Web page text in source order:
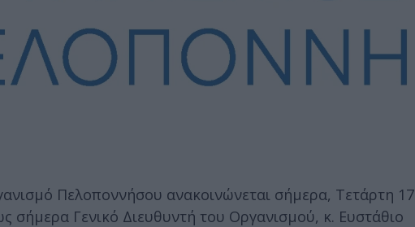
Πελοποννήσου ανακοινώνεται σήμερα, Τετάρτη 17
σήμερα Γενικό Διευθυντή του Οργανισμού, κ. Ευστάθιο